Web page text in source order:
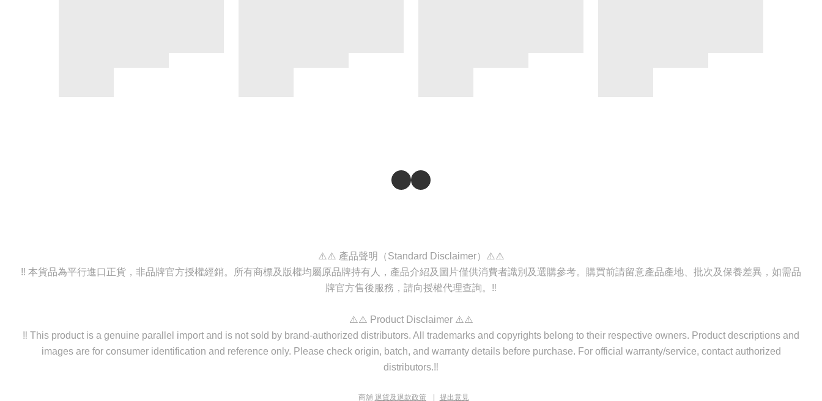
⚠️⚠️ 產品聲明（Standard Disclaimer）⚠️⚠️
‼️ 本貨品為平行進口正貨，非品牌官方授權經銷。所有商標及版權均屬原品牌持有人，產品介紹及圖片僅供消費者識別及選購參考。購買前請留意產品產地、批次及保養差異，如需品
牌官方售後服務，請向授權代理查詢。‼️
⚠️⚠️ Product Disclaimer ⚠️⚠️
‼️ This product is a genuine parallel import and is not sold by brand-authorized distributors. All trademarks and copyrights belong to their respective owners. Product descriptions and
images are for consumer identification and reference only. Please check origin, batch, and warranty details before purchase. For official warranty/service, contact authorized
distributors.‼️
商舖 退貨及退款政策 提出意見